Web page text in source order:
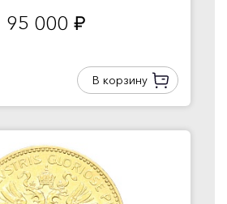
95 000 руб.
В корзину